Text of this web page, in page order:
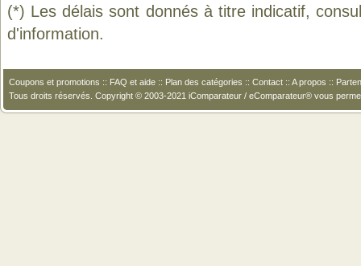
(*) Les délais sont donnés à titre indicatif,
d'information.
Coupons et promotions :: FAQ et aide :: Plan des catégories :: Contact :: A propos ::
Tous droits réservés. Copyright © 2003-2021 iComparateur / eComparateur® vous